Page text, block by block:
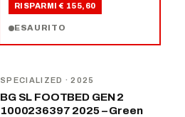
RISPARMI € 155,60
ESAURITO
SPECIALIZED · 2025
BG SL FOOTBED GEN 2
1000236397 2025 – Green